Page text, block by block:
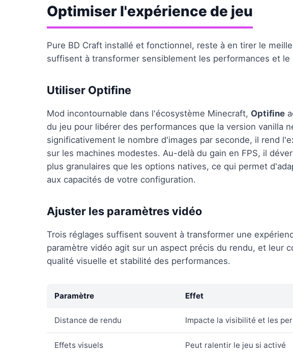
Optimiser l'expérience de jeu
Pure BD Craft installé et fonctionnel, reste à en tirer le
suffisent à transformer sensiblement les performances et le
Utiliser Optifine
Mod incontournable dans l'écosystème Minecraft, Optifine
du jeu pour libérer des performances que la version vanilla
significativement le nombre d'images par seconde, il rend
sur les machines modestes. Au-delà du gain en FPS, il
plus granulaires que les options natives, ce qui permet
aux capacités de votre configuration.
Ajuster les paramètres vidéo
Trois réglages suffisent souvent à transformer une
paramètre vidéo agit sur un aspect précis du rendu, et leur
qualité visuelle et stabilité des performances.
Paramètre Effet
Distance de rendu Impacte la visibilité et les
Effets visuels Peut ralentir le jeu si activé